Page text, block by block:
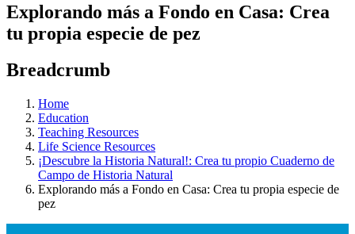
Explorando más a Fondo en Casa: Crea
tu propia especie de pez
Breadcrumb
Home
Education
Teaching Resources
Life Science Resources
¡Descubre la Historia Natural!: Crea tu propio Cuaderno de
Campo de Historia Natural
Explorando más a Fondo en Casa: Crea tu propia especie de
pez